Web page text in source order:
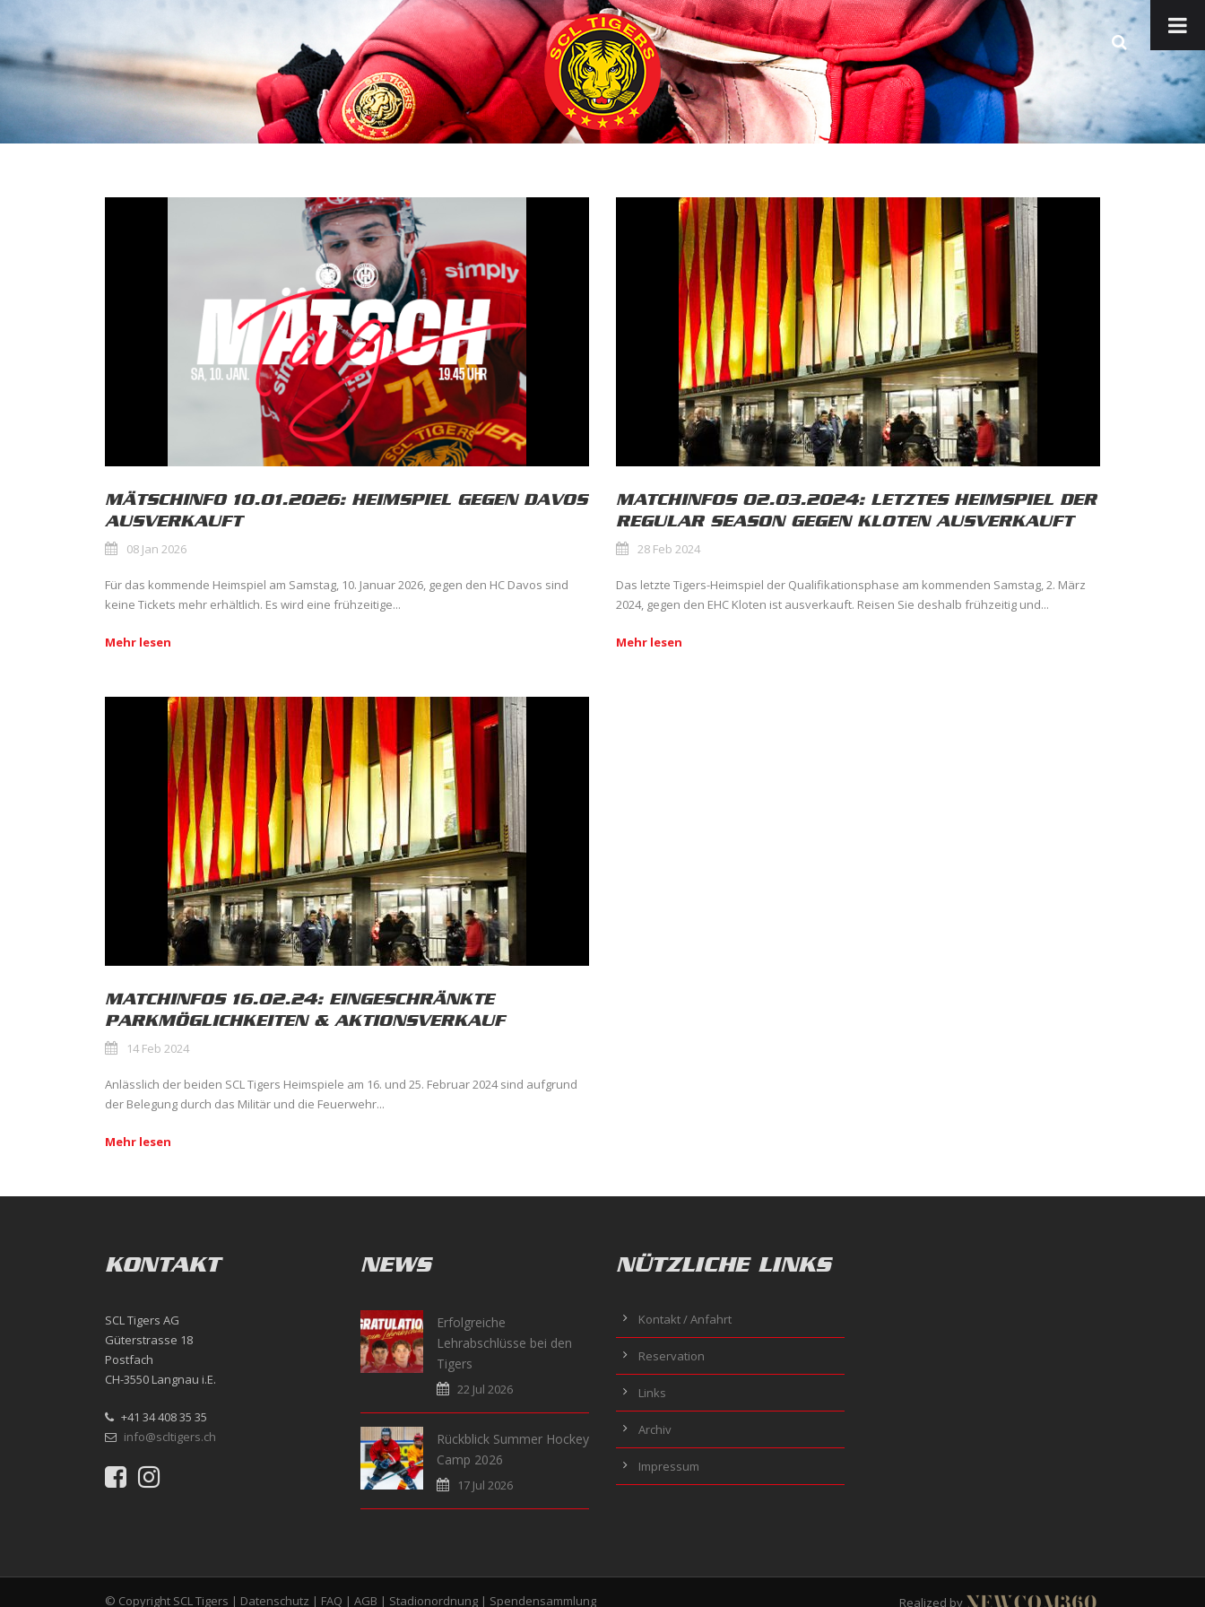
MÄTSCHINFO 10.01.2026: HEIMSPIEL GEGEN DAVOS
AUSVERKAUFT
08 Jan 2026
Für das kommende Heimspiel am Samstag, 10. Januar 2026, gegen den HC Davos sind
keine Tickets mehr erhältlich. Es wird eine frühzeitige...
Mehr lesen
MATCHINFOS 02.03.2024: LETZTES HEIMSPIEL DER
REGULAR SEASON GEGEN KLOTEN AUSVERKAUFT
28 Feb 2024
Das letzte Tigers-Heimspiel der Qualifikationsphase am kommenden Samstag, 2. März
2024, gegen den EHC Kloten ist ausverkauft. Reisen Sie deshalb frühzeitig und...
Mehr lesen
MATCHINFOS 16.02.24: EINGESCHRÄNKTE
PARKMÖGLICHKEITEN & AKTIONSVERKAUF
14 Feb 2024
Anlässlich der beiden SCL Tigers Heimspiele am 16. und 25. Februar 2024 sind aufgrund
der Belegung durch das Militär und die Feuerwehr...
Mehr lesen
KONTAKT
SCL Tigers AG
Güterstrasse 18
Postfach
CH-3550 Langnau i.E.
+41 34 408 35 35
info@scltigers.ch
NEWS
Erfolgreiche
Lehrabschlüsse bei den
Tigers
22 Jul 2026
Rückblick Summer Hockey
Camp 2026
17 Jul 2026
NÜTZLICHE LINKS
Kontakt / Anfahrt
Reservation
Links
Archiv
Impressum
© Copyright SCL Tigers | Datenschutz | FAQ | AGB | Stadionordnung | Spendensammlung Realized by